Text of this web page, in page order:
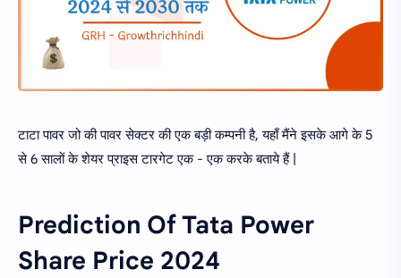
टाटा पावर जो की पावर सेक्टर की एक बड़ी कम्पनी है, यहाँ मैंने इसके आगे के 5
से 6 सालों के शेयर प्राइस टारगेट एक - एक करके बताये हैं |
Prediction Of Tata Power
Share Price 2024